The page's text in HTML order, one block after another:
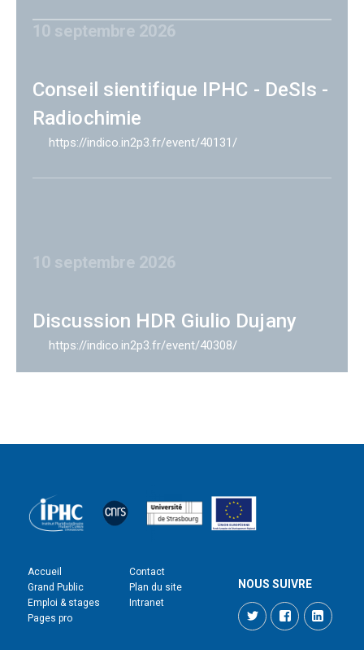
10 septembre 2026
Conseil sientifique IPHC - DeSIs -
Radiochimie
https://indico.in2p3.fr/event/40131/
10 septembre 2026
Discussion HDR Giulio Dujany
https://indico.in2p3.fr/event/40308/
Accueil
Grand Public
Emploi & stages
Pages pro
Contact
Plan du site
Intranet
NOUS SUIVRE
TwitterFacebook